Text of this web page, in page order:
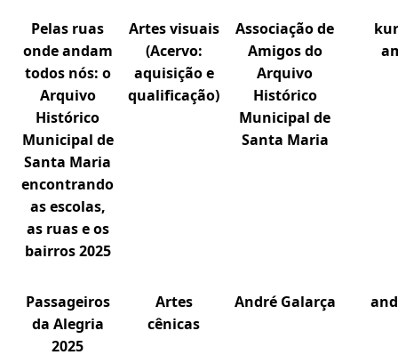
Pelas ruas
onde andam
todos nós: o
Arquivo
Histórico
Municipal de
Santa Maria
encontrando
as escolas,
as ruas e os
bairros 2025
Artes visuais
(Acervo:
aquisição e
qualificação)
Associação de
Amigos do
Arquivo
Histórico
Municipal de
Santa Maria
Passageiros
da Alegria
2025
Artes
cênicas
André Galarça